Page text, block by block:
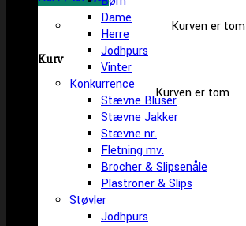
Kurven er tom
Kurv
Kurven er tom
Dame
Herre
Jodhpurs
Vinter
Konkurrence
Stævne Bluser
Stævne Jakker
Stævne nr.
Fletning mv.
Brocher & Slipsenåle
Plastroner & Slips
Støvler
Jodhpurs